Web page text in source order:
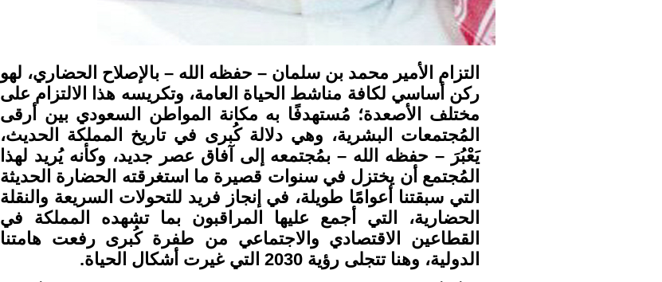
التزام الأمير محمد بن سلمان – حفظه الله – بالإصلاح الحضاري، لهو
ركن أساسي لكافة مناشط الحياة العامة، وتكريسه هذا الالتزام على
مختلف الأصعدة؛ مُستهدفًا به مكانة المواطن السعودي بين أرقى
المُجتمعات البشرية، وهي دلالة كُبرى في تاريخ المملكة الحديث،
يَعْبُرَ – حفظه الله – بمُجتمعه إلى آفاق عصر جديد، وكأنه يُريد لهذا
المُجتمع أن يختزل في سنوات قصيرة ما استغرقته الحضارة الحديثة
التي سبقتنا أعوامًا طويلة، في إنجاز فريد للتحولات السريعة والنقلة
الحضارية، التي أجمع عليها المراقبون بما تشهده المملكة في
القطاعين الاقتصادي والاجتماعي من طفرة كُبرى رفعت هامتنا
الدولية، وهنا تتجلى رؤية 2030 التي غيرت أشكال الحياة.